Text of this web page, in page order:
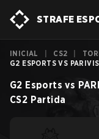
STRAFE
INICIAL CS2
G2 ESPORTS VS
G2 Esports vs
CS2 Partida